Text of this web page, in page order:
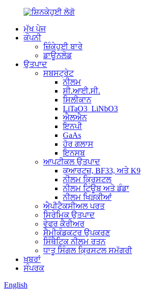
ਮੁੱਖ ਪੇਜ
ਕੰਪਨੀ
ਜ਼ਿੰਕੇਹੁਈ ਬਾਰੇ
ਡਾਊਨਲੋਡ
ਉਤਪਾਦ
ਸਬਸਟ੍ਰੇਟ
ਨੀਲਮ
ਸੀ.ਆਈ.ਸੀ.
ਸਿਲੀਕਾਨ
LiTaO3_LiNbO3
ਐਲਐਨ
ਇਨਪੀ
GaAs
ਹੋਰ ਗਲਾਸ
ਇਨਸਬ
ਆਪਟੀਕਲ ਉਤਪਾਦ
ਕੁਆਰਟਜ਼, BF33, ਅਤੇ K9
ਨੀਲਮ ਕ੍ਰਿਸਟਲ
ਨੀਲਮ ਟਿਊਬ ਅਤੇ ਡੰਡਾ
ਨੀਲਮ ਖਿੜਕੀਆਂ
ਐਪੀਟੈਕਸੀਅਲ ਪਰਤ
ਸਿਰੇਮਿਕ ਉਤਪਾਦ
ਵੇਫਰ ਕੈਰੀਅਰ
ਸੈਮੀਕੰਡਕਟਰ ਉਪਕਰਣ
ਸਿੰਥੈਟਿਕ ਨੀਲਮ ਰਤਨ
ਧਾਤੂ ਸਿੰਗਲ ਕ੍ਰਿਸਟਲ ਸਮੱਗਰੀ
ਖ਼ਬਰਾਂ
ਸੰਪਰਕ
English